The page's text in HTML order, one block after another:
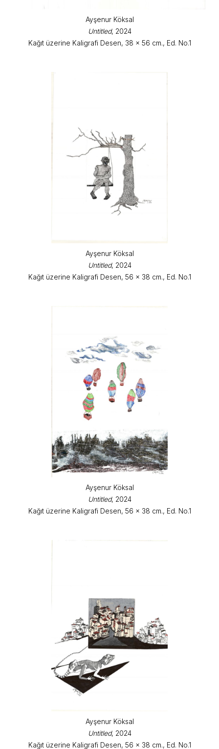
Ayşenur Köksal
Untitled, 2024
Kağıt üzerine Kaligrafi Desen, 38 x 56 cm., Ed. No.1
Ayşenur Köksal
Untitled, 2024
Kağıt üzerine Kaligrafi Desen, 56 x 38 cm., Ed. No.1
Ayşenur Köksal
Untitled, 2024
Kağıt üzerine Kaligrafi Desen, 56 x 38 cm., Ed. No.1
Ayşenur Köksal
Untitled, 2024
Kağıt üzerine Kaligrafi Desen, 56 x 38 cm., Ed. No.1